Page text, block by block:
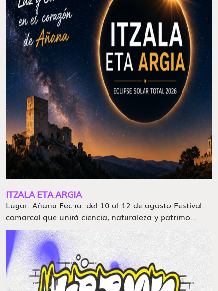
ITZALA ETA ARGIA
Lugar: Añana Fecha: del 10 al 12 de agosto Festival
comarcal que unirá ciencia, naturaleza y patrimo...